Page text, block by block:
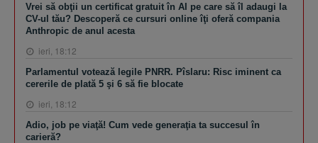
Vrei să obţii un certificat gratuit în AI pe care să îl adaugi la
CV-ul tău? Descoperă ce cursuri online îţi oferă compania
Anthropic de anul acesta
ieri, 18:12
Parlamentul votează legile PNRR. Pîslaru: Risc iminent ca
cererile de plată 5 şi 6 să fie blocate
ieri, 18:12
Adio, job pe viaţă! Cum vede generaţia ta succesul în
carieră?